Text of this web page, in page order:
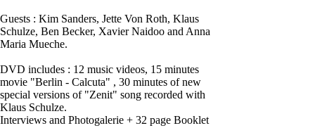
Guests : Kim Sanders, Jette Von Roth, Klaus
Schulze, Ben Becker, Xavier Naidoo and Anna
Maria Mueche.
DVD includes : 12 music videos, 15 minutes
movie "Berlin - Calcuta" , 30 minutes of new
special versions of "Zenit" song recorded with
Klaus Schulze.
Interviews and Photogalerie + 32 page Booklet